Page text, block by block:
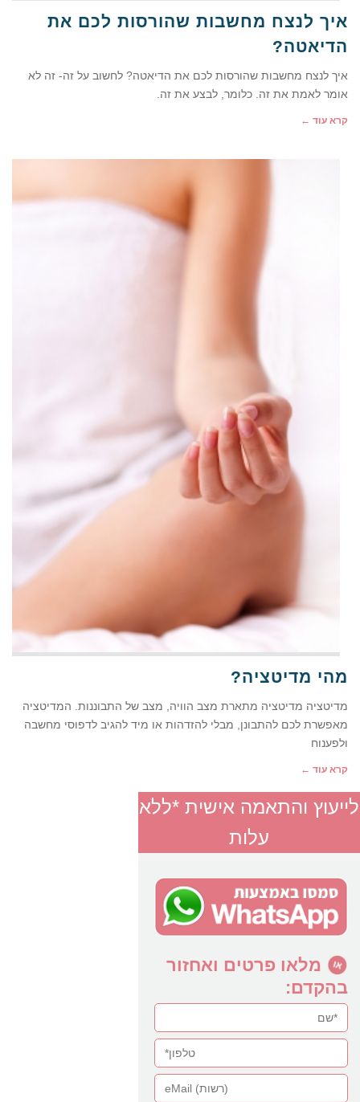
איך לנצח מחשבות שהורסות לכם את
הדיאטה?
איך לנצח מחשבות שהורסות לכם את הדיאטה? לחשוב על זה- זה לא
אומר לאמת את זה. כלומר, לבצע את זה.
קרא עוד ←
מהי מדיטציה?
מדיטציה מדיטציה מתארת מצב הוויה, מצב של התבוננות. המדיטציה
מאפשרת לכם להתבונן, מבלי להזדהות או מיד להגיב לדפוסי מחשבה
ולפענוח
קרא עוד ←
לייעוץ והתאמה אישית *ללא
עלות
מלאו פרטים ואחזור
בהקדם: